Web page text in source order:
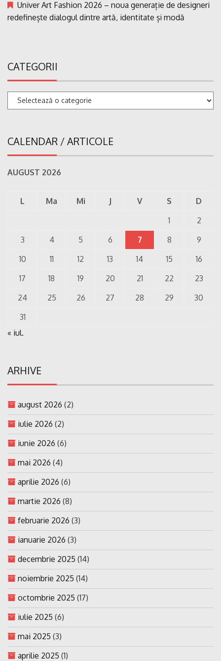
Univer Art Fashion 2026 – noua generație de designeri
redefinește dialogul dintre artă, identitate și modă
CATEGORII
Categorii
CALENDAR / ARTICOLE
AUGUST 2026
L Ma Mi J V S
D
1
2
3
4 5 6 7 8
9
10
11 12 13 14 15
16
17
18 19 20 21 22
23
24
25 26 27 28 29
30
31
« iul.
ARHIVE
august 2026 (2)
iulie 2026 (2)
iunie 2026 (6)
mai 2026 (4)
aprilie 2026 (6)
martie 2026 (8)
februarie 2026 (3)
ianuarie 2026 (3)
decembrie 2025 (14)
noiembrie 2025 (14)
octombrie 2025 (17)
iulie 2025 (6)
mai 2025 (3)
aprilie 2025 (1)